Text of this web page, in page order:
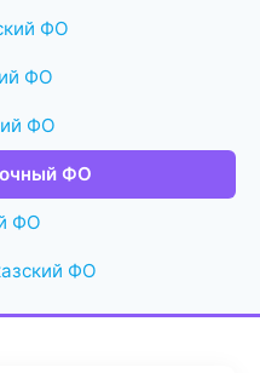
ФО
ФО
ФО
ФО
ФО
ФО